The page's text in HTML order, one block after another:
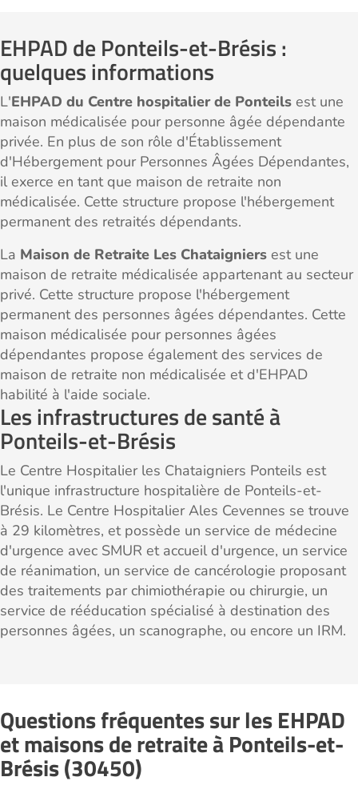
EHPAD de Ponteils-et-Brésis :
quelques informations
L'EHPAD du Centre hospitalier de Ponteils est une
maison médicalisée pour personne âgée dépendante
privée. En plus de son rôle d'Établissement
d'Hébergement pour Personnes Âgées Dépendantes,
il exerce en tant que maison de retraite non
médicalisée. Cette structure propose l'hébergement
permanent des retraités dépendants.
La Maison de Retraite Les Chataigniers est une
maison de retraite médicalisée appartenant au secteur
privé. Cette structure propose l'hébergement
permanent des personnes âgées dépendantes. Cette
maison médicalisée pour personnes âgées
dépendantes propose également des services de
maison de retraite non médicalisée et d'EHPAD
habilité à l'aide sociale.
Les infrastructures de santé à
Ponteils-et-Brésis
Le Centre Hospitalier les Chataigniers Ponteils est
l'unique infrastructure hospitalière de Ponteils-et-
Brésis. Le Centre Hospitalier Ales Cevennes se trouve
à 29 kilomètres, et possède un service de médecine
d'urgence avec SMUR et accueil d'urgence, un service
de réanimation, un service de cancérologie proposant
des traitements par chimiothérapie ou chirurgie, un
service de rééducation spécialisé à destination des
personnes âgées, un scanographe, ou encore un IRM.
Questions fréquentes sur les EHPAD
et maisons de retraite à Ponteils-et-
Brésis (30450)